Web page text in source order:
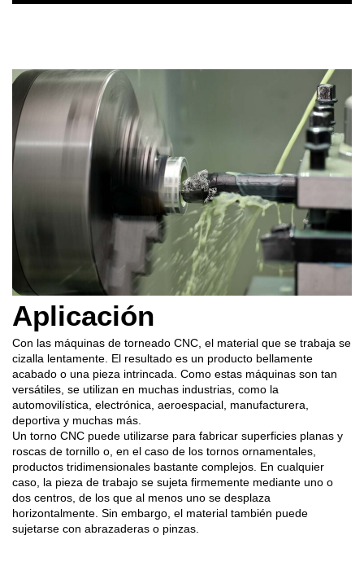
Aplicación
Con las máquinas de torneado CNC, el material que se trabaja se
cizalla lentamente. El resultado es un producto bellamente
acabado o una pieza intrincada. Como estas máquinas son tan
versátiles, se utilizan en muchas industrias, como la
automovilística, electrónica, aeroespacial, manufacturera,
deportiva y muchas más.
Un torno CNC puede utilizarse para fabricar superficies planas y
roscas de tornillo o, en el caso de los tornos ornamentales,
productos tridimensionales bastante complejos. En cualquier
caso, la pieza de trabajo se sujeta firmemente mediante uno o
dos centros, de los que al menos uno se desplaza
horizontalmente. Sin embargo, el material también puede
sujetarse con abrazaderas o pinzas.